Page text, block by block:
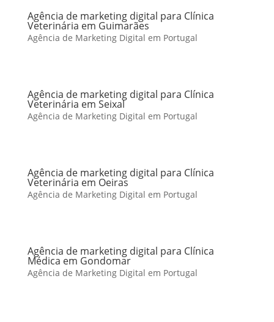
Agência de marketing digital para Clínica
Veterinária em Guimarães
Agência de Marketing Digital em Portugal
Agência de marketing digital para Clínica
Veterinária em Seixal
Agência de Marketing Digital em Portugal
Agência de marketing digital para Clínica
Veterinária em Oeiras
Agência de Marketing Digital em Portugal
Agência de marketing digital para Clínica
Médica em Gondomar
Agência de Marketing Digital em Portugal